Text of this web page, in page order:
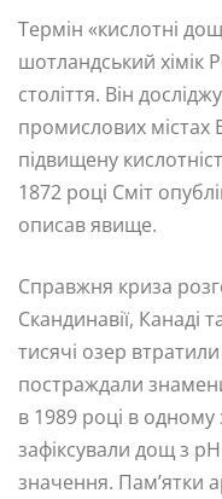
Термін «кислотні
шотландський хімік
століття. Він
промислових містах
підвищену
1872 році Сміт
описав явище.
Справжня криза
Скандинавії, Канаді
тисячі озер
постраждали
в 1989 році в одному
зафіксували дощ з
значення. Пам’ятки